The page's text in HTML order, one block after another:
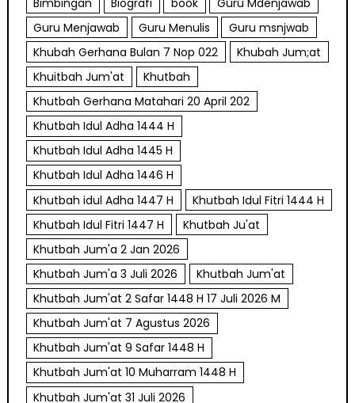
Guru Menjawab
Guru Menulis
Guru msnjwab
Khubah Gerhana Bulan 7 Nop 022
Khubah Jum;at
Khuitbah Jum'at
Khutbah
Khutbah Gerhana Matahari 20 April 202
Khutbah Idul Adha 1444 H
Khutbah Idul Adha 1445 H
Khutbah Idul Adha 1446 H
Khutbah idul Adha 1447 H
Khutbah Idul Fitri 1444 H
Khutbah Idul Fitri 1447 H
Khutbah Ju'at
Khutbah Jum'a 2 Jan 2026
Khutbah Jum'a 3 Juli 2026
Khutbah Jum'at
Khutbah Jum'at 2 Safar 1448 H 17 Juli 2026 M
Khutbah Jum'at 7 Agustus 2026
Khutbah Jum'at 9 Safar 1448 H
Khutbah Jum'at 10 Muharram 1448 H
Khutbah Jum'at 31 Juli 2026